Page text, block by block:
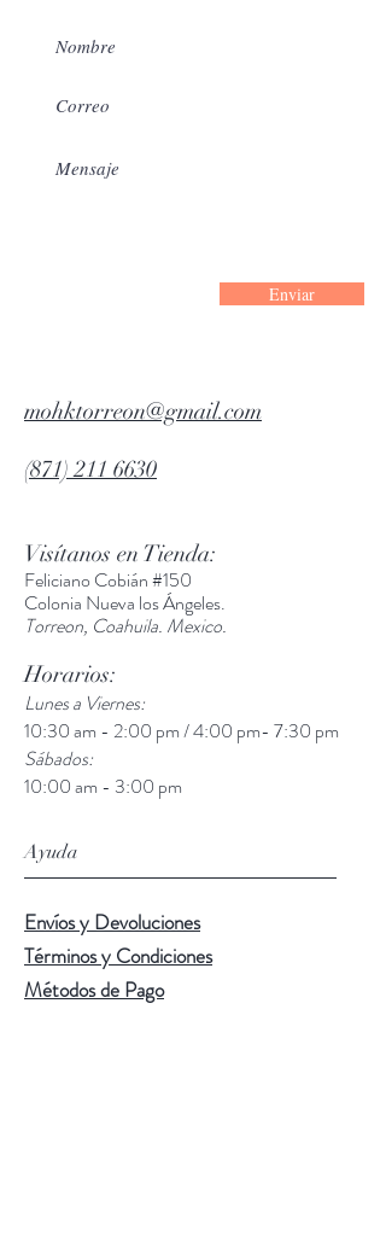
Enviar
mohktorreon@gmail.com
(871) 211 6630
Visítanos en Tienda:
Feliciano Cobián #150
Colonia Nueva los Ángeles.
Torreon, Coahuila. Mexico.
Horarios:
Lunes a Viernes:
10:30 am - 2:00 pm / 4:00 pm- 7:30 pm
Sábados:
10:00 am - 3:00 pm
Ayuda
Envíos y Devoluciones
Términos y Condiciones
Métodos de Pago